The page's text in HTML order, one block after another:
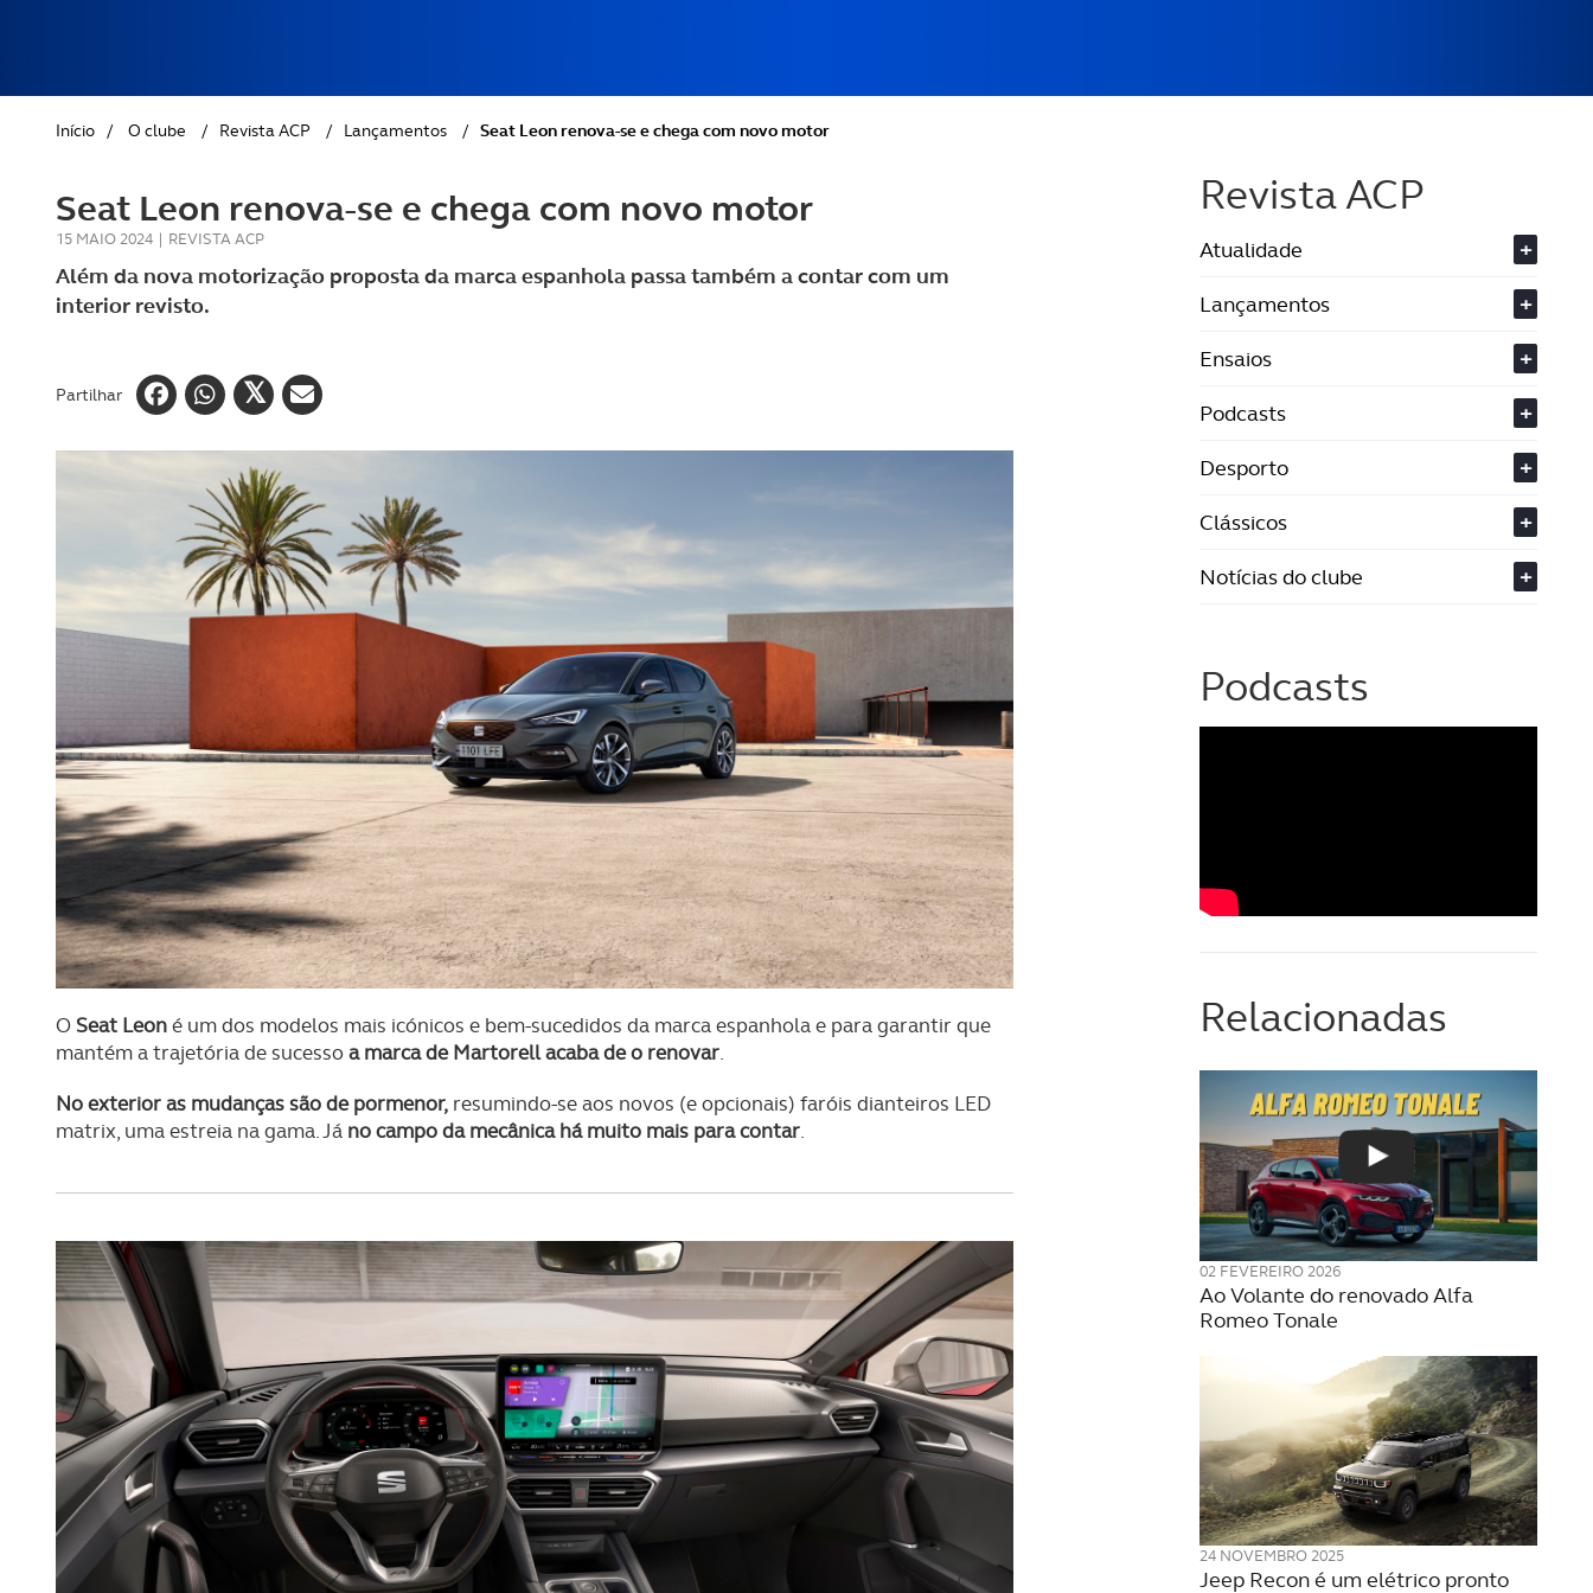
GOLFE
AUTOCARAVANISMO
Início / O clube / Revista ACP / Lançamentos / Seat Leon renova-se e chega com novo motor
Seat Leon renova-se e chega com novo motor
15 MAIO 2024 | REVISTA ACP
Além da nova motorização proposta da marca espanhola passa também a contar com um
interior revisto.
Partilhar
O Seat Leoné um dos modelos mais icónicos e bem-sucedidos da marca espanhola e para garantir que
mantém a trajetória de sucessoa marca de Martorell acaba de o renovar.
No exterior as mudanças são de pormenor, resumindo-se aos novos (e opcionais) faróis dianteiros LED
matrix, uma estreia na gama. Já no campo da mecânica há muito mais para contar.
Revista ACP
Atualidade
+
Lançamentos
+
Ensaios
+
Podcasts
+
Desporto
+
Clássicos
+
Notícias do clube
+
Podcasts
Relacionadas
02 FEVEREIRO 2026
Ao Volante do renovado Alfa
Romeo Tonale
24 NOVEMBRO 2025
Jeep Recon é um elétrico pronto